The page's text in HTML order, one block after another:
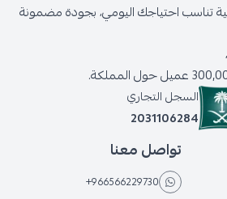
تناسب احتياجك اليومي، بجودة مضمونة
السجل التجاري
2031106284
تواصل معنا
+966566229730